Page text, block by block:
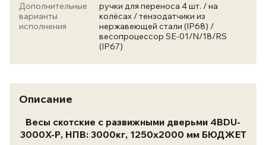
Дополнительные
варианты
исполнения
ручки для переноса 4 шт. / на
колёсах / тензодатчики из
нержавеющей стали (ІР68) /
весопроцессор SE-01/N/18/RS
(IP67)
Описание
Весы скотские с развижными дверьми 4BDU-
3000X-Р, НПВ: 3000кг, 1250х2000 мм БЮДЖЕТ